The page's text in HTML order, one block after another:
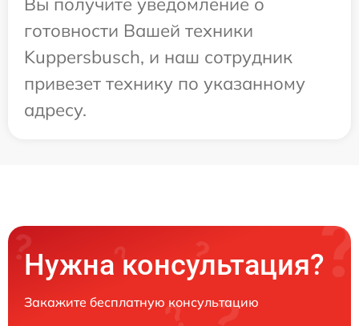
готовности Вашей техники
Kuppersbusch, и наш сотрудник
привезет технику по указанному
адресу.
Нужна консультация?
Закажите бесплатную консультацию